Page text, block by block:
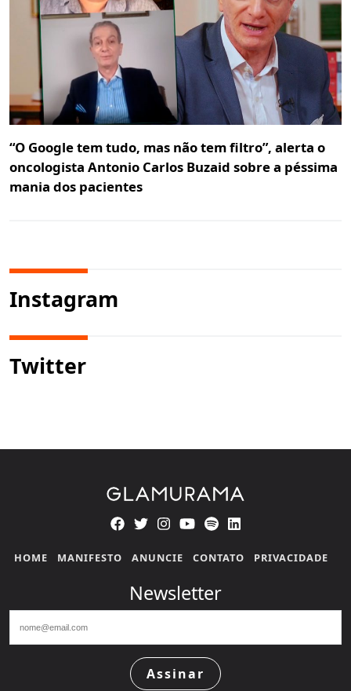
“O Google tem tudo, mas não tem filtro”, alerta o
oncologista Antonio Carlos Buzaid sobre a péssima
mania dos pacientes
Instagram
Twitter
HOME MANIFESTO ANUNCIE CONTATO PRIVACIDADE
Newsletter